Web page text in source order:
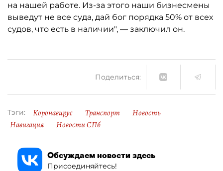
на нашей работе. Из-за этого наши бизнесмены
выведут не все суда, дай бог порядка 50% от всех
судов, что есть в наличии", — заключил он.
Поделиться:
Тэги: Коронавирус Транспорт
Новость
Навигация
Новости СПб
Обсуждаем новости здесь
Присоединяйтесь!